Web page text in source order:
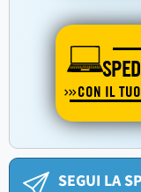
CON IL
SEGUI LA